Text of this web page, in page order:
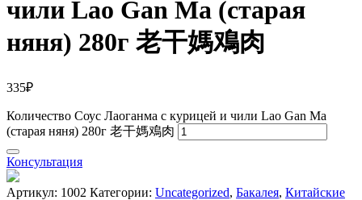
чили Lao Gan Ma (старая
няня) 280г 老干媽鳮肉
335₽
Количество Соус Лаоганма с курицей и чили Lao Gan Ma
(старая няня) 280г 老干媽鳮肉
Консультация
Артикул: 1002 Категории: Uncategorized, Бакалея, Китайские